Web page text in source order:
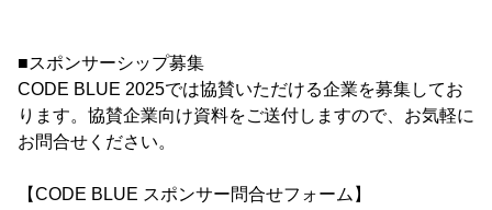
■スポンサーシップ募集
CODE BLUE 2025では協賛いただける企業を募集してお
ります。協賛企業向け資料をご送付しますので、お気軽に
お問合せください。
【CODE BLUE スポンサー問合せフォーム】